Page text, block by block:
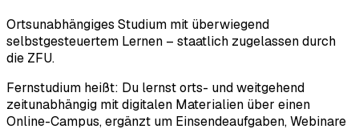
Ortsunabhängiges Studium mit überwiegend
selbstgesteuertem Lernen – staatlich zugelassen durch
die ZFU.
Fernstudium heißt: Du lernst orts- und weitgehend
zeitunabhängig mit digitalen Materialien über einen
Online-Campus, ergänzt um Einsendeaufgaben, Webinare